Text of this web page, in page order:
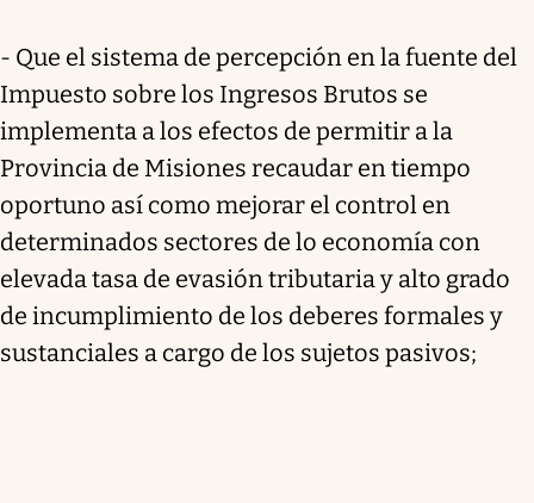
- Que el sistema de percepción en la fuente del
Impuesto sobre los Ingresos Brutos se
implementa a los efectos de permitir a la
Provincia de Misiones recaudar en tiempo
oportuno así como mejorar el control en
determinados sectores de lo economía con
elevada tasa de evasión tributaria y alto grado
de incumplimiento de los deberes formales y
sustanciales a cargo de los sujetos pasivos;